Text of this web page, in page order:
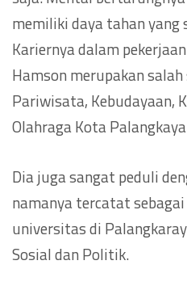
memiliki daya tahan
Kariernya dalam
Hamson merupakan
Pariwisata, Kebudayaan,
Olahraga Kota
Dia juga sangat peduli
namanya tercatat
universitas di
Sosial dan Politik.